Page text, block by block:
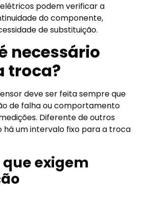
podem verificar a
do componente,
de substituição.
necessário
troca?
deve ser feita sempre que
de falha ou comportamento
Diferente de outros
há um intervalo fixo para a troca
exigem